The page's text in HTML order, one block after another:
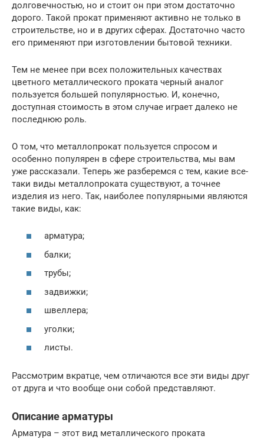
долговечностью, но и стоит он при этом достаточно
дорого. Такой прокат применяют активно не только в
строительстве, но и в других сферах. Достаточно часто
его применяют при изготовлении бытовой техники.
Тем не менее при всех положительных качествах
цветного металлического проката черный аналог
пользуется большей популярностью. И, конечно,
доступная стоимость в этом случае играет далеко не
последнюю роль.
О том, что металлопрокат пользуется спросом и
особенно популярен в сфере строительства, мы вам
уже рассказали. Теперь же разберемся с тем, какие все-
таки виды металлопроката существуют, а точнее
изделия из него. Так, наиболее популярными являются
такие виды, как:
арматура;
балки;
трубы;
задвижки;
швеллера;
уголки;
листы.
Рассмотрим вкратце, чем отличаются все эти виды друг
от друга и что вообще они собой представляют.
Описание арматуры
Арматура – этот вид металлического проката